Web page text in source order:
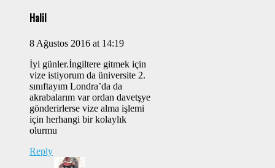
Halil
8 Ağustos 2016 at 14:19
İyi günler.İngiltere gitmek için
vize istiyorum da üniversite 2.
sınıftayım Londra’da da
akrabalarım var ordan davetşye
gönderirlerse vize alma işlemi
için herhangi bir kolaylık
olurmu
Reply